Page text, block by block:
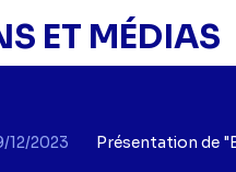
ET MÉDIAS
12/2023 Présentation de